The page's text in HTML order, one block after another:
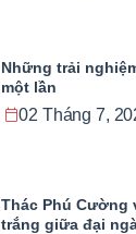
Những trải
một lần
02 Tháng 7,
Thác Phú Cường
trắng giữa đại